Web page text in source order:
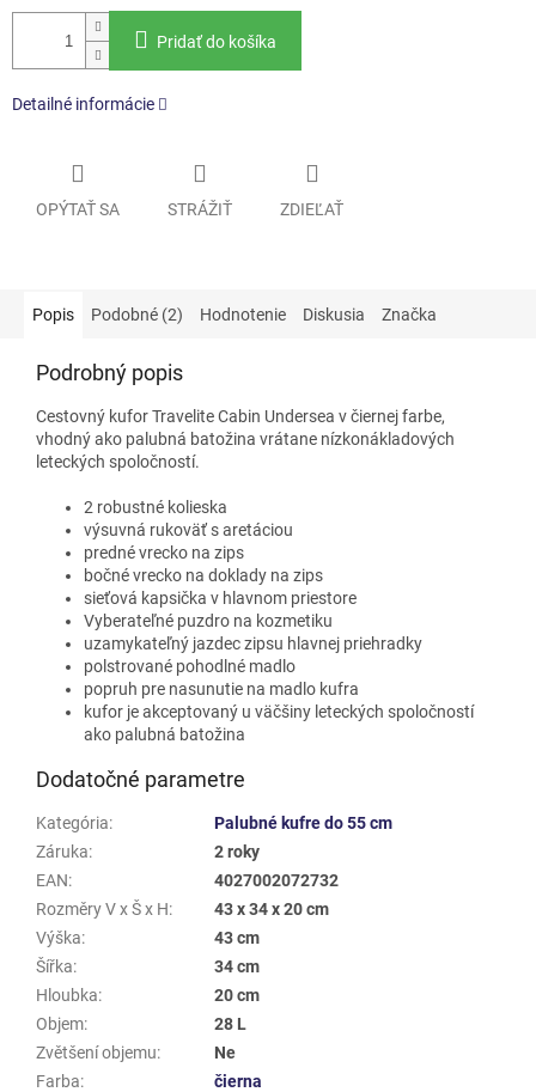
Pridať do košíka
Detailné informácie
OPÝTAŤ SA STRÁŽIŤ ZDIEĽAŤ
Popis Podobné (2) Hodnotenie Diskusia Značka
Podrobný popis
Cestovný kufor Travelite Cabin Undersea v čiernej farbe,
vhodný ako palubná batožina vrátane nízkonákladových
leteckých spoločností.
2 robustné kolieska
výsuvná rukoväť s aretáciou
predné vrecko na zips
bočné vrecko na doklady na zips
sieťová kapsička v hlavnom priestore
Vyberateľné puzdro na kozmetiku
uzamykateľný jazdec zipsu hlavnej priehradky
polstrované pohodlné madlo
popruh pre nasunutie na madlo kufra
kufor je akceptovaný u väčšiny leteckých spoločností
ako palubná batožina
Dodatočné parametre
Kategória:
Palubné kufre do 55 cm
Záruka:
2 roky
EAN:
4027002072732
Rozměry V x Š x H:
43 x 34 x 20 cm
Výška:
43 cm
Šířka:
34 cm
Hloubka:
20 cm
Objem:
28 L
Zvětšení objemu:
Ne
Farba:
čierna